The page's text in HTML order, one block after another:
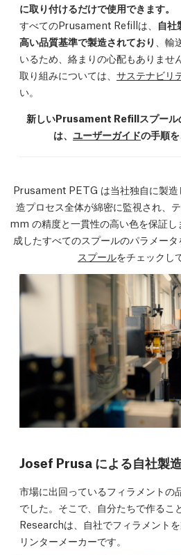
に取り付けるだけで使用できます。
すべてのPrusament Refillは、 自社
高い品質基準で製造されており
、
いるため、絡まりの心配もありませ
取り組みについては、 サステナビリ
い。
新しいPrusament Refillスプール
は、 ユーザーガイドの手順を
Prusament PETG は当社独自に製造
造プロセス全体が綿密に監視され、
mm の精度と一貫性の高い色を保証し
成したすべてのスプールのパラメータ
スプールをチェックし
Josef Prusa による自社製
市場に出回っているフィラメントの
でした。そこで、自分たちで作るこ
Researchは、自社でフィラメント
リンターメーカーです。